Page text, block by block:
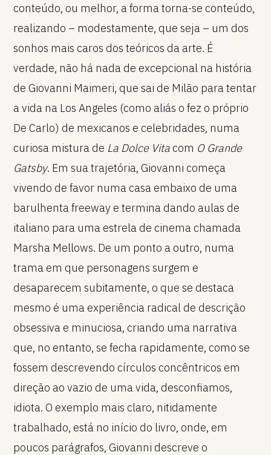
conteúdo, ou melhor, a forma torna-se conteúdo,
realizando – modestamente, que seja – um dos
sonhos mais caros dos teóricos da arte. É
verdade, não há nada de excepcional na história
de Giovanni Maimeri, que sai de Milão para tentar
a vida na Los Angeles (como aliás o fez o próprio
De Carlo) de mexicanos e celebridades, numa
curiosa mistura de La Dolce Vitacom O Grande
Gatsby. Em sua trajetória, Giovanni começa
vivendo de favor numa casa embaixo de uma
barulhenta freeway e termina dando aulas de
italiano para uma estrela de cinema chamada
Marsha Mellows. De um ponto a outro, numa
trama em que personagens surgem e
desaparecem subitamente, o que se destaca
mesmo é uma experiência radical de descrição
obsessiva e minuciosa, criando uma narrativa
que, no entanto, se fecha rapidamente, como se
fossem descrevendo círculos concêntricos em
direção ao vazio de uma vida, desconfiamos,
idiota. O exemplo mais claro, nitidamente
trabalhado, está no início do livro, onde, em
poucos parágrafos, Giovanni descreve o